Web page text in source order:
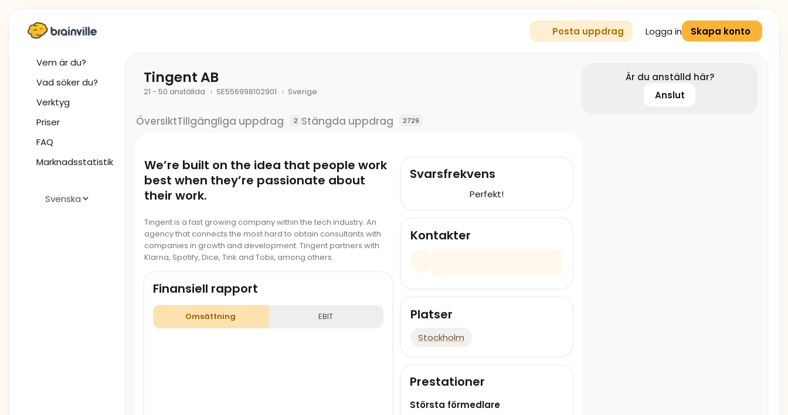
Vem är du?
Vad söker du?
Verktyg
Priser
FAQ
Marknadsstatistik
Posta uppdrag Logga in Skapa konto
Tingent AB
21 - 50 anställda SE556998102901 Sverige
ÖversiktTillgängliga uppdrag 2 Stängda uppdrag 2729
We’re built on the idea that people work
best when they’re passionate about
their work.
Tingent is a fast growing company within the tech industry. An
agency that connects the most hard to obtain consultants with
companies in growth and development. Tingent partners with
Klarna, Spotify, Dice, Tink and Tobii, among others.
Finansiell rapport
Omsättning EBIT
Svarsfrekvens
Perfekt!
Kontakter
Platser
Stockholm
Prestationer
Största förmedlare
Är du anställd här?
Anslut